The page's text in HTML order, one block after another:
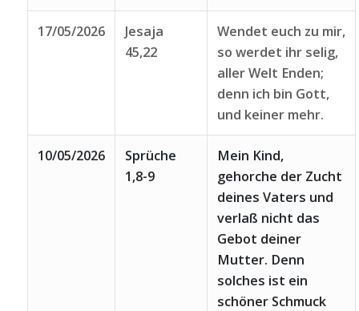
17/05/2026
Jesaja
45,22
Wendet euch zu mir,
so werdet ihr selig,
aller Welt Enden;
denn ich bin Gott,
und keiner mehr.
10/05/2026
Sprüche
1,8-9
Mein Kind,
gehorche der Zucht
deines Vaters und
verlaß nicht das
Gebot deiner
Mutter. Denn
solches ist ein
schöner Schmuck